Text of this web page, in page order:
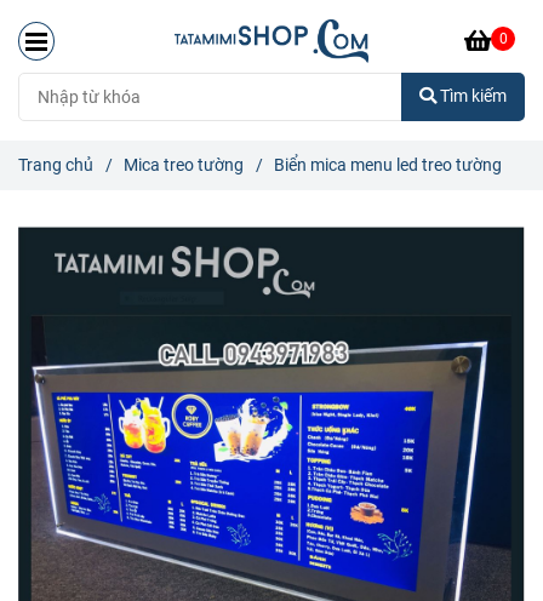
0
Tìm kiếm
Trang chủ / Mica treo tường / Biển mica menu led treo tường